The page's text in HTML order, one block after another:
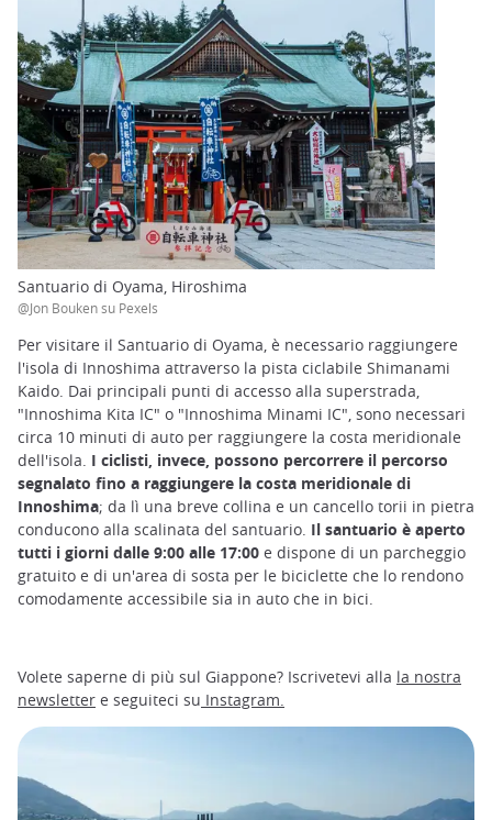
Santuario di Oyama, Hiroshima
@Jon Bouken su Pexels
Per visitare il Santuario di Oyama, è necessario raggiungere
l'isola di Innoshima attraverso la pista ciclabile Shimanami
Kaido. Dai principali punti di accesso alla superstrada,
"Innoshima Kita IC" o "Innoshima Minami IC", sono necessari
circa 10 minuti di auto per raggiungere la costa meridionale
dell'isola. I ciclisti, invece, possono percorrere il percorso
segnalato fino a raggiungere la costa meridionale di
Innoshima; da lì una breve collina e un cancello torii in pietra
conducono alla scalinata del santuario. Il santuario è aperto
tutti i giorni dalle 9:00 alle 17:00 e dispone di un parcheggio
gratuito e di un'area di sosta per le biciclette che lo rendono
comodamente accessibile sia in auto che in bici.
Volete saperne di più sul Giappone? Iscrivetevi alla la nostra
newsletter e seguiteci su Instagram.